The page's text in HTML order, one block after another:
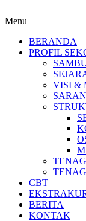
Menu
BERANDA
PROFIL
VISI &
CBT
BERITA
KONTAK